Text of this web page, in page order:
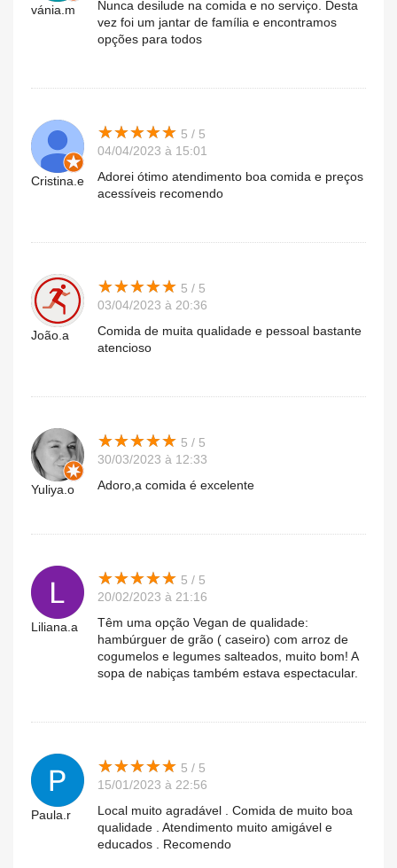
vánia.m
Nunca desilude na comida e no serviço. Desta
vez foi um jantar de família e encontramos
opções para todos
Cristina.e
★★★★★
★★★★★ 5 / 5
04/04/2023 à 15:01
Adorei ótimo atendimento boa comida e preços
acessíveis recomendo
João.a
★★★★★
★★★★★ 5 / 5
03/04/2023 à 20:36
Comida de muita qualidade e pessoal bastante
atencioso
Yuliya.o
★★★★★
★★★★★ 5 / 5
30/03/2023 à 12:33
Adoro,a comida é excelente
Liliana.a
★★★★★
★★★★★ 5 / 5
20/02/2023 à 21:16
Têm uma opção Vegan de qualidade:
hambúrguer de grão ( caseiro) com arroz de
cogumelos e legumes salteados, muito bom! A
sopa de nabiças também estava espectacular.
Paula.r
★★★★★
★★★★★ 5 / 5
15/01/2023 à 22:56
Local muito agradável . Comida de muito boa
qualidade . Atendimento muito amigável e
educados . Recomendo